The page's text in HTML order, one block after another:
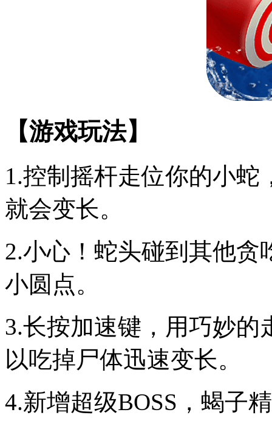
【游戏玩法】
1.控制摇杆走位你的小
就会变长。
2.小心！蛇头碰到其他
小圆点。
3.长按加速键，用巧妙
以吃掉尸体迅速变长。
4.新增超级BOSS，蝎子